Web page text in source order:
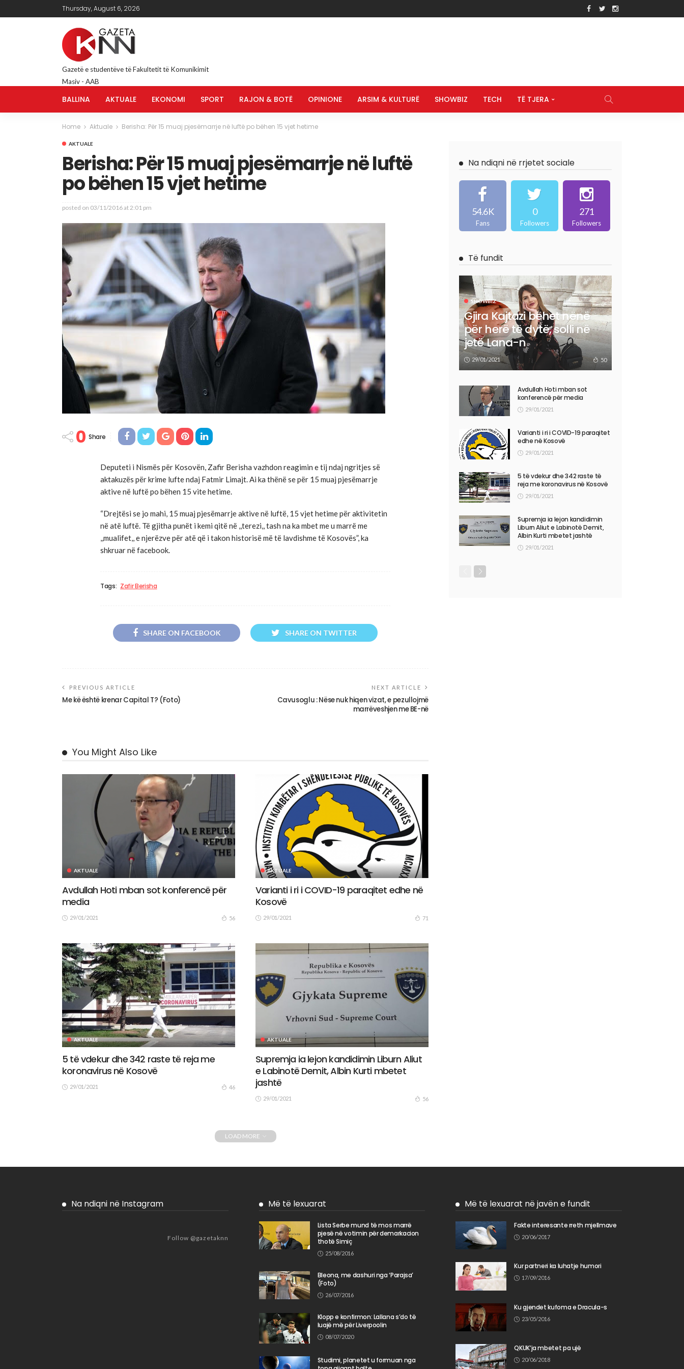
Thursday, August 6, 2026
Gazetë e studentëve të Fakultetit të Komunikimit
Masiv - AAB
BALLINA AKTUALE EKONOMI SPORT RAJON & BOTË OPINIONE ARSIM & KULTURË SHOWBIZ TECH TË TJERA
Home Aktuale Berisha: Për 15 muaj pjesëmarrje në luftë po bëhen 15 vjet hetime
AKTUALE
Berisha: Për 15 muaj pjesëmarrje në luftë
po bëhen 15 vjet hetime
posted on 03/11/2016 at 2:01 pm
0 Share
Deputeti i Nismës për Kosovën, Zafir Berisha vazhdon reagimin e tij ndaj ngritjes së
aktakuzës për krime lufte ndaj Fatmir Limajt. Ai ka thënë se për 15 muaj pjesëmarrje
aktive në luftë po bëhen 15 vite hetime.
“Drejtësi se jo mahi, 15 muaj pjesëmarrje aktive në luftë, 15 vjet hetime për aktivitetin
në atë luftë. Të gjitha punët i kemi qitë në ,,terezi,, tash na ka mbet me u marrë me
,,mualifet,, e njerëzve për atë që i takon historisë më të lavdishme të Kosovës”, ka
shkruar në facebook.
Tags: Zafir Berisha
SHARE ON FACEBOOK SHARE ON TWITTER
PREVIOUS ARTICLE
Me kë është krenar Capital T? (Foto)
NEXT ARTICLE
Cavusoglu : Nëse nuk hiqen vizat, e pezullojmë
marrëveshjen me BE-në
You Might Also Like
AKTUALE
Avdullah Hoti mban sot konferencë për
media
29/01/2021 56
AKTUALE
Varianti i ri i COVID-19 paraqitet edhe në
Kosovë
29/01/2021 71
AKTUALE
5 të vdekur dhe 342 raste të reja me
koronavirus në Kosovë
29/01/2021 46
AKTUALE
Supremja ia lejon kandidimin Liburn Aliut
e Labinotë Demit, Albin Kurti mbetet
jashtë
29/01/2021 56
LOAD MORE
Na ndiqni në rrjetet sociale
54.6K
Fans
0
Followers
271
Followers
Të fundit
SHOWBIZ
Gjira Kajtazi bëhet nënë
për herë të dytë, solli në
jetë Lana-n
29/01/2021 50
Avdullah Hoti mban sot
konferencë për media
29/01/2021
Varianti i ri i COVID-19 paraqitet
edhe në Kosovë
29/01/2021
5 të vdekur dhe 342 raste të
reja me koronavirus në Kosovë
29/01/2021
Supremja ia lejon kandidimin
Liburn Aliut e Labinotë Demit,
Albin Kurti mbetet jashtë
29/01/2021
Na ndiqni në Instagram
Follow @gazetaknn
Më të lexuarat
Lista Serbe mund të mos marrë
pjesë në votimin për demarkacion
thotë Simiç
25/08/2016
Bleona, me dashuri nga ‘Parajsa’
(Foto)
26/07/2016
Klopp e konfirmon: Lallana s’do të
luajë më për Liverpoolin
08/07/2020
Studimi, planetet u formuan nga
Më të lexuarat në javën e fundit
Fakte interesante rreth mjellmave
20/06/2017
Kur partneri ka luhatje humori
17/09/2016
Ku gjendet kufoma e Dracula-s
23/05/2016
QKUK’ja mbetet pa ujë
20/06/2018